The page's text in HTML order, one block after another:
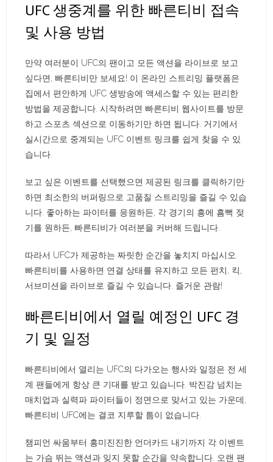
UFC 생중계를 위한 빠른티비 접속
및 사용 방법
만약 여러분이 UFC의 팬이고 모든 액션을 라이브로 보고
싶다면, 빠른티비만 보세요! 이 온라인 스트리밍 플랫폼은
집에서 편안하게 UFC 생방송에 액세스할 수 있는 편리한
방법을 제공합니다. 시작하려면 빠른티비 웹사이트를 방문
하고 스포츠 섹션으로 이동하기만 하면 됩니다. 거기에서
실시간으로 중계되는 UFC 이벤트 링크를 쉽게 찾을 수 있
습니다.
보고 싶은 이벤트를 선택했으면 제공된 링크를 클릭하기만
하면 최소한의 버퍼링으로 고품질 스트리밍을 즐길 수 있습
니다. 좋아하는 파이터를 응원하든, 각 경기의 흥에 흠뻑 젖
기를 원하든, 빠른티비가 여러분을 커버해 드립니다.
따라서 UFC가 제공하는 짜릿한 순간을 놓치지 마십시오.
빠른티비를 사용하면 연결 상태를 유지하고 모든 펀치, 킥,
서브미션을 라이브로 즐길 수 있습니다. 즐거운 관람!
빠른티비에서 열릴 예정인 UFC 경
기 및 일정
빠른티비에서 열리는 UFC의 다가오는 행사와 일정은 전 세
계 팬들에게 항상 큰 기대를 받고 있습니다. 박진감 넘치는
매치업과 실력파 파이터들이 정면으로 맞서고 있는 가운데,
빠른티비 UFC에는 결코 지루할 틈이 없습니다.
챔피언 싸움부터 흥미진진한 언더카드 내기까지 각 이벤트
는 가슴 뛰는 액션과 잊지 못할 순간을 약속합니다. 오랜 팬